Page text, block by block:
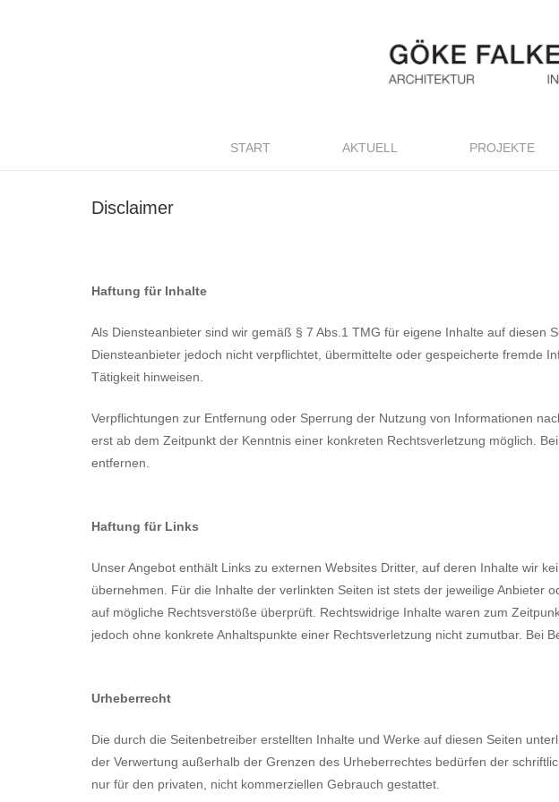
START AKTUELL PROJEKTE
Disclaimer
Haftung für Inhalte
Als Diensteanbieter sind wir gemäß § 7 Abs.1 TMG für eigene Inhalte auf diesen
Diensteanbieter jedoch nicht verpflichtet, übermittelte oder gespeicherte fremde
Tätigkeit hinweisen.
Verpflichtungen zur Entfernung oder Sperrung der Nutzung von Informationen
erst ab dem Zeitpunkt der Kenntnis einer konkreten Rechtsverletzung möglich.
entfernen.
Haftung für Links
Unser Angebot enthält Links zu externen Websites Dritter, auf deren Inhalte wir
übernehmen. Für die Inhalte der verlinkten Seiten ist stets der jeweilige Anbieter
auf mögliche Rechtsverstöße überprüft. Rechtswidrige Inhalte waren zum
jedoch ohne konkrete Anhaltspunkte einer Rechtsverletzung nicht zumutbar. Bei
Urheberrecht
Die durch die Seitenbetreiber erstellten Inhalte und Werke auf diesen Seiten
der Verwertung außerhalb der Grenzen des Urheberrechtes bedürfen der
nur für den privaten, nicht kommerziellen Gebrauch gestattet.